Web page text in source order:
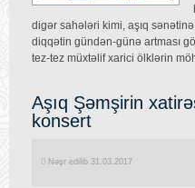
digər sahələri kimi, aşıq
diqqətin gündən-günə artması
tez-tez müxtəlif xarici ölklərin
Aşıq Şəmşirin
konsert
Nəşr edilib 31.03.2017